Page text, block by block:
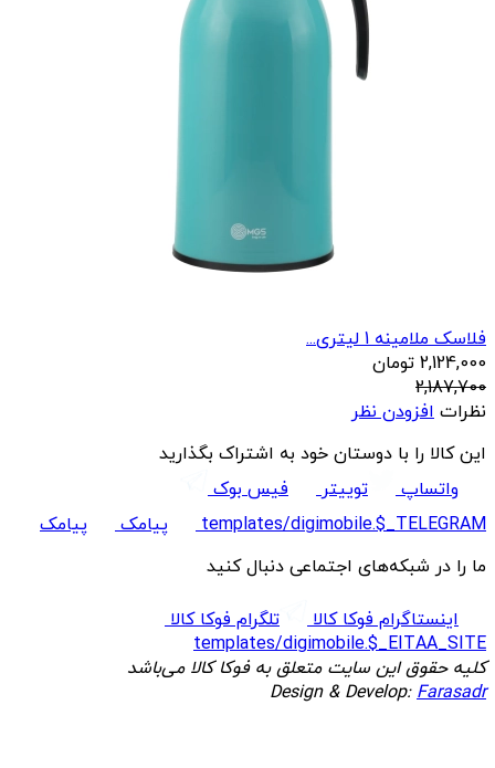
فلاسک ملامینه 1 لیتری...
2,124,000 تومان
2,187,700
نظرات افزودن نظر
این کالا را با دوستان خود به اشتراک بگذارید
واتساپ
توییتر
فیس بوک
templates/digimobile.$_TELEGRAM
پیامک
پیامک
ما را در شبکه‌های اجتماعی دنبال کنید
اینستاگرام فوکا کالا
تلگرام فوکا کالا
templates/digimobile.$_EITAA_SITE
کلیه حقوق این سایت متعلق به فوکا کالا می‌باشد
Design & Develop:Farasadr